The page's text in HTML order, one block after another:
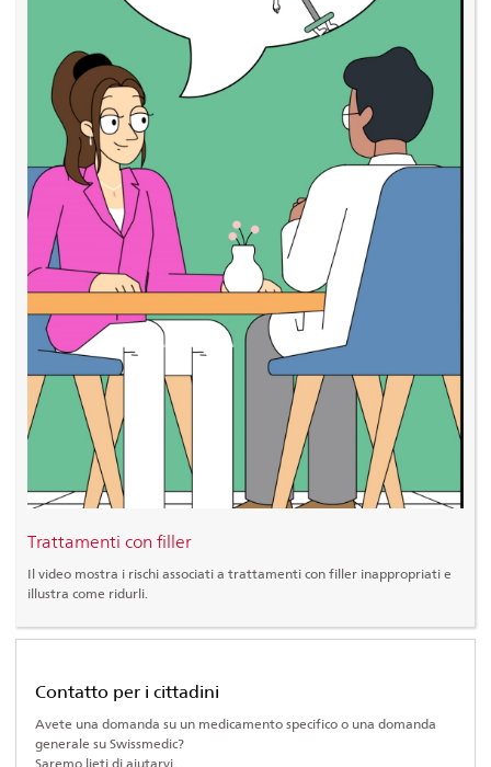
Trattamenti con filler
Il video mostra i rischi associati a trattamenti con filler inappropriati e
illustra come ridurli.
Contatto per i cittadini
Avete una domanda su un medicamento specifico o una domanda
generale su Swissmedic?
Saremo lieti di aiutarvi.